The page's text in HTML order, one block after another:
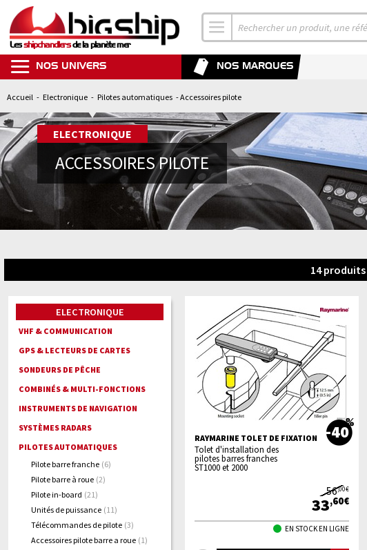
Lesshipchandlersde la planète mer
NOS UNIVERS NOS MARQUES
Accueil - Electronique - Pilotes automatiques - Accessoires pilote
ELECTRONIQUE
ACCESSOIRES PILOTE
14produits
ELECTRONIQUE
VHF & COMMUNICATION
GPS & LECTEURS DE CARTES
SONDEURS DE PÊCHE
COMBINÉS & MULTI-FONCTIONS
INSTRUMENTS DE NAVIGATION
SYSTÈMES RADARS
PILOTES AUTOMATIQUES
Pilote barre franche (6)
Pilote barre à roue (2)
Pilote in-board (21)
Unités de puissance (11)
Télécommandes de pilote (3)
Accessoires pilote barre a roue (1)
RAYMARINE TOLET DE FIXATION -40
Tolet d'installation des
pilotes barres franches
ST1000 et 2000
56,00€
33,60€
EN STOCK EN LIGNE